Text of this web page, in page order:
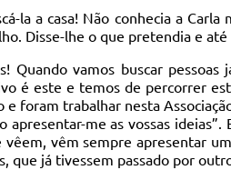
la a casa! Não conhecia a
Disse-lhe o que pretendia e
Quando vamos buscar
é este e temos de percorrer
e foram trabalhar nesta
apresentar-me as vossas
vêm sempre apresentar
que já tivessem passado por